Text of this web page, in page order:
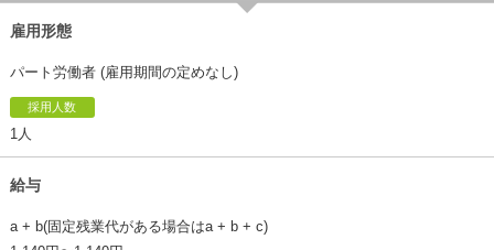
雇用形態
パート労働者 (雇用期間の定めなし)
採用人数
1人
給与
a + b(固定残業代がある場合はa + b + c)